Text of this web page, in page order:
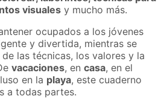
visuales y mucho más.
ocupados a los jóvenes
y divertida, mientras se
las técnicas, los valores y la
vacaciones, en casa, en el
en la playa, este cuaderno
a todas partes.